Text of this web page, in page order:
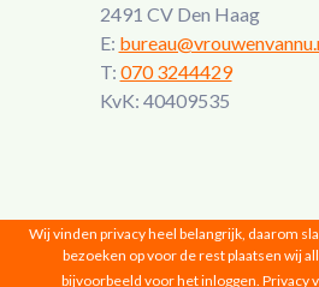
2491 CV Den Haag
E:
T: 070 3244429
KvK: 40409535
Vrouwen van Nu © 2026 |
Wij vinden privacy heel belangrijk, daarom
bezoeken op voor de rest plaatsen wij
bijvoorbeeld voor het inloggen. Privacy